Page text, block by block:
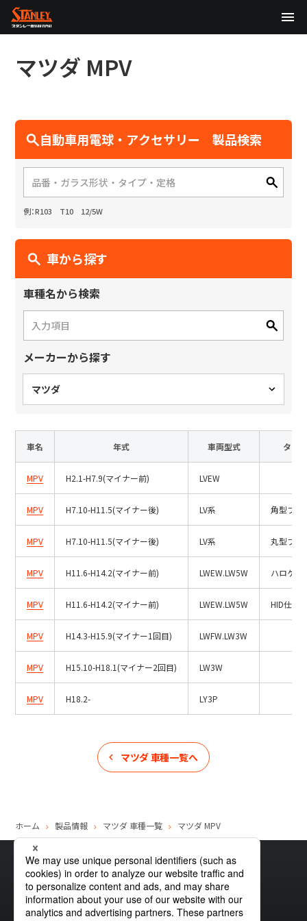
日本語
お問い合わせ
サイト内検索
製品検索
全て
企業情報
製品情報
テクノロジー
サステナビリティ
株主・投資家情報
ニュース
採用情報
マツダ MPV
自動車用電球・アクセサリー 製品検索
例：R103 T10 12/5W
車から探す
車種名から検索
メーカーから探す
マツダ
車名 年式 車両型式 タイ
MPV H2.1-H7.9(マイナー前) LVEW
MPV H7.10-H11.5(マイナー後) LV系 角型フォ
MPV H7.10-H11.5(マイナー後) LV系 丸型フォ
MPV H11.6-H14.2(マイナー前) LWEW.LW5W ハロゲン
MPV H11.6-H14.2(マイナー前) LWEW.LW5W HID仕様
MPV H14.3-H15.9(マイナー1回目) LWFW.LW3W
MPV H15.10-H18.1(マイナー2回目) LW3W
MPV H18.2- LY3P
マツダ車種一覧へ
ホーム 製品情報 マツダ 車種一覧 マツダMPV
サイトマップ グローバルプライバシーポリシー
クッキーポリシーサイトポリシーお問い合わせ